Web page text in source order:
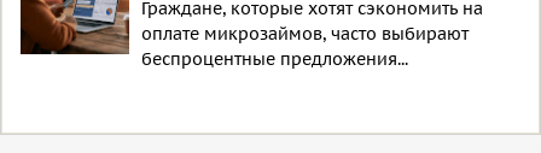
Граждане, которые хотят сэкономить на
оплате микрозаймов, часто выбирают
беспроцентные предложения...